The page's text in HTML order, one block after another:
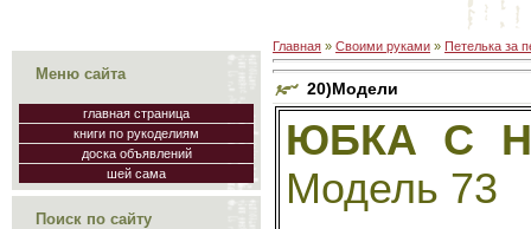
Меню сайта
главная страница
книги по рукоделиям
доска объявлений
шей сама
Поиск по сайту
Главная » Своими руками » Петелька за
20)Модели
ЮБКА С
Модель 73